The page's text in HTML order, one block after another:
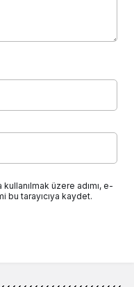
üzere adımı, e-
tarayıcıya kaydet.